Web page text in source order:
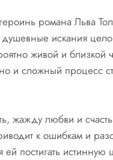
романа Льва
искания
живой и близкой
сложный процесс
жажду любви и
к ошибкам и
постигать